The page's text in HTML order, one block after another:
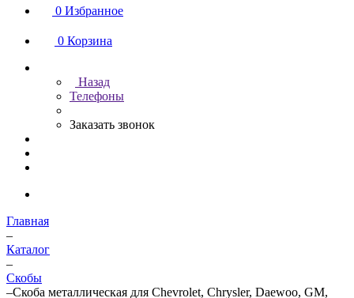
0 Избранное
0 Корзина
Назад
Телефоны
Заказать звонок
Главная
–
Каталог
–
Скобы
–Скоба металлическая для Chevrolet, Chrysler, Daewoo, GM,